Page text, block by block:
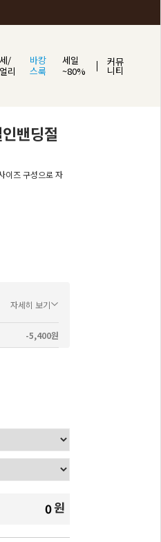
/
리
바캉
스룩
세일
~80%
커뮤
니티
밴딩절
이즈 구성으로 자
자세히 보기
-5,400원
0원